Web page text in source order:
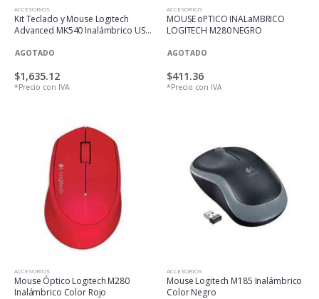
ACCESORIOS
Kit Teclado y Mouse Logitech
Advanced MK540 Inalámbrico USB
AGOTADO
$1,635.12
*Precio con IVA
ACCESORIOS
MOUSE oPTICO INALaMBRICO
LOGITECH M280 NEGRO
AGOTADO
$411.36
*Precio con IVA
ACCESORIOS
Mouse Óptico Logitech M280
Inalámbrico Color Rojo
ACCESORIOS
Mouse Logitech M185 Inalámbrico
Color Negro